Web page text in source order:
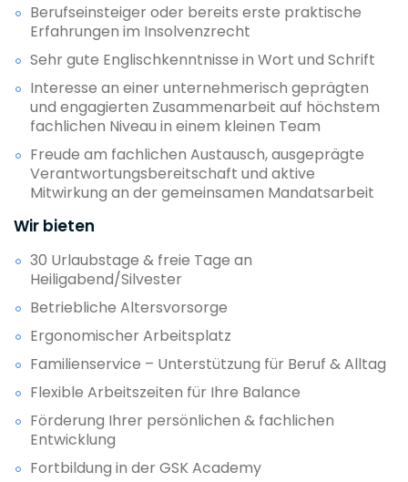
Berufseinsteiger oder bereits erste praktische
Erfahrungen im Insolvenzrecht
Sehr gute Englischkenntnisse in Wort und Schrift
Interesse an einer unternehmerisch geprägten
und engagierten Zusammenarbeit auf höchstem
fachlichen Niveau in einem kleinen Team
Freude am fachlichen Austausch, ausgeprägte
Verantwortungsbereitschaft und aktive
Mitwirkung an der gemeinsamen Mandatsarbeit
Wir bieten
30 Urlaubstage & freie Tage an
Heiligabend/Silvester
Betriebliche Altersvorsorge
Ergonomischer Arbeitsplatz
Familienservice – Unterstützung für Beruf & Alltag
Flexible Arbeitszeiten für Ihre Balance
Förderung Ihrer persönlichen & fachlichen
Entwicklung
Fortbildung in der GSK Academy